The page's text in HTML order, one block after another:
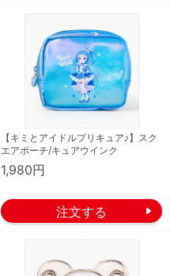
【キミとアイドルプリキュア♪】スク
エアポーチ/キュアウインク
1,980円